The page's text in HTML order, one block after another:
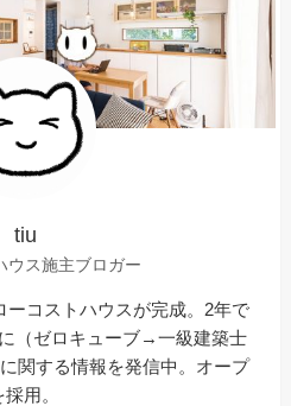
tiu
ウス施主ブロガー
ーコストハウスが完成。2年で
（ゼロキューブ→一級建築士
関する情報を発信中。オープ
用。